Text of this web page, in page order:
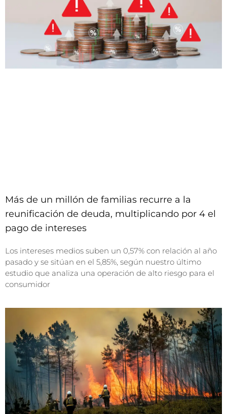
Más de un millón de familias recurre a la
reunificación de deuda, multiplicando por 4 el
pago de intereses
Los intereses medios suben un 0,57% con relación al año
pasado y se sitúan en el 5,85%, según nuestro último
estudio que analiza una operación de alto riesgo para el
consumidor